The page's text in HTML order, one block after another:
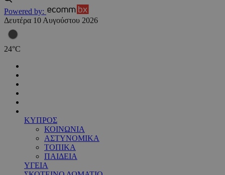
Powered by:
Δευτέρα 10 Αυγούστου 2026
24°C
ΚΥΠΡΟΣ
ΚΟΙΝΩΝΙΑ
ΑΣΤΥΝΟΜΙΚΑ
ΤΟΠΙΚΑ
ΠΑΙΔΕΙΑ
ΥΓΕΙΑ